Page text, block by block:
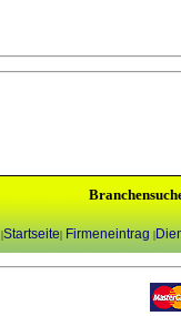
|Startseite| Firmeneintrag |